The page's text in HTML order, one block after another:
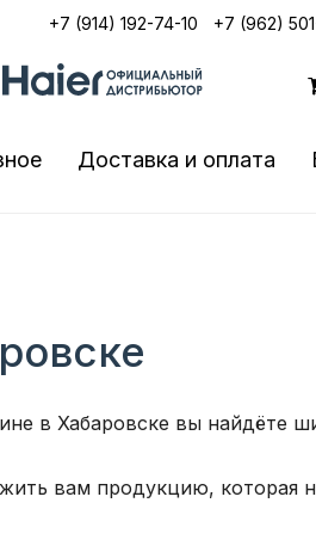
+7 (914) 192-74-10 +7 (962)
Доставка и оплата
в Хабаровске вы найдёте
вам продукцию, которая